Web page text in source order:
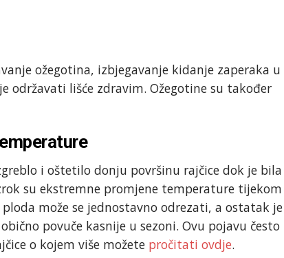
ožegotina, izbjegavanje kidanje zaperaka u
održavati lišće zdravim. Ožegotine su također
i oštetilo donju površinu rajčice dok je bila
su ekstremne promjene temperature tijekom
može se jednostavno odrezati, a ostatak je
povuče kasnije u sezoni. Ovu pojavu često
o kojem više možete pročitati ovdje.